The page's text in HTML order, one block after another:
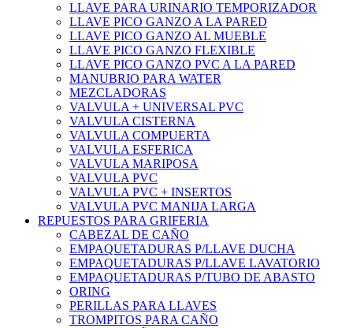
LLAVE PARA URINARIO TEMPORIZADOR
LLAVE PICO GANZO A LA PARED
LLAVE PICO GANZO AL MUEBLE
LLAVE PICO GANZO FLEXIBLE
LLAVE PICO GANZO PVC A LA PARED
MANUBRIO PARA WATER
MEZCLADORAS
VALVULA + UNIVERSAL PVC
VALVULA CISTERNA
VALVULA COMPUERTA
VALVULA ESFERICA
VALVULA MARIPOSA
VALVULA PVC
VALVULA PVC + INSERTOS
VALVULA PVC MANIJA LARGA
REPUESTOS PARA GRIFERIA
CABEZAL DE CAÑO
EMPAQUETADURAS P/LLAVE DUCHA
EMPAQUETADURAS P/LLAVE LAVATORIO
EMPAQUETADURAS P/TUBO DE ABASTO
ORING
PERILLAS PARA LLAVES
TROMPITOS PARA CAÑO